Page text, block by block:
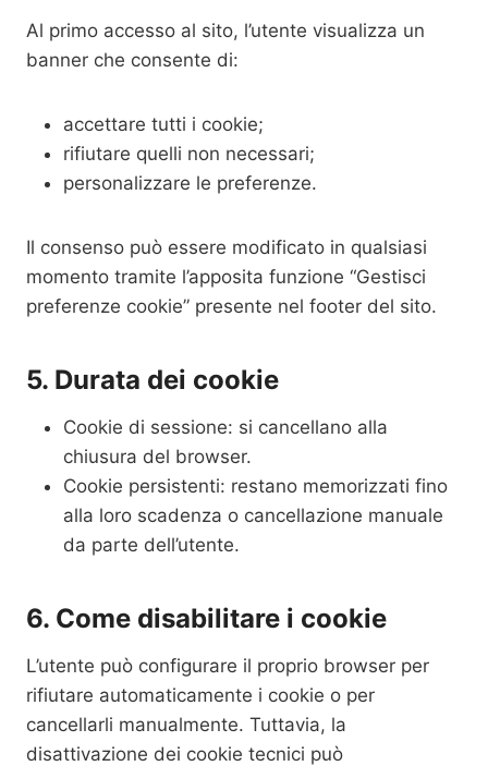
Al primo accesso al sito, l’utente visualizza un
banner che consente di:
accettare tutti i cookie;
rifiutare quelli non necessari;
personalizzare le preferenze.
Il consenso può essere modificato in qualsiasi
momento tramite l’apposita funzione “Gestisci
preferenze cookie” presente nel footer del sito.
5. Durata dei cookie
Cookie di sessione: si cancellano alla
chiusura del browser.
Cookie persistenti: restano memorizzati fino
alla loro scadenza o cancellazione manuale
da parte dell’utente.
6. Come disabilitare i cookie
L’utente può configurare il proprio browser per
rifiutare automaticamente i cookie o per
cancellarli manualmente. Tuttavia, la
disattivazione dei cookie tecnici può